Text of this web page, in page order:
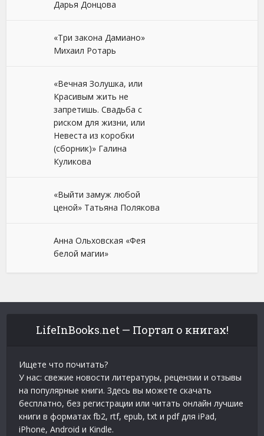
Дарья Донцова
«Три закона Дамиано»
Михаил Ротарь
«Вечная Золушка, или
Красивым жить не
запретишь. Свадьба с
риском для жизни, или
Невеста из коробки
(сборник)» Галина
Куликова
«Выйти замуж любой
ценой» Татьяна Полякова
Анна Ольховская «Фея
белой магии»
LifeInBooks.net — Портал о книгах!
Ищете что почитать?
У нас: свежие новости литературы, рецензии и отзывы
на популярные книги. Здесь вы можете скачать
бесплатно, без регистрации или читать онлайн лучшие
книги в форматах fb2, rtf, epub, txt и pdf для iPad,
iPhone, Android и Kindle.